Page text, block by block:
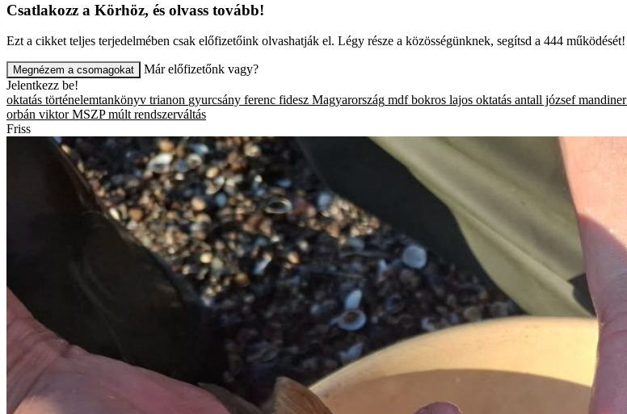
Csatlakozz a Körhöz, és olvass tovább!
Ezt a cikket teljes terjedelmében csak előfizetőink olvashatják el. Légy része a közösségünknek, segítsd a 444 működését!
Megnézem a csomagokat
Már előfizetőnk vagy?
Jelentkezz be!
oktatás történelemtankönyv trianon gyurcsány ferenc fidesz Magyarország mdf bokros lajos oktatás antall józsef mandiner
orbán viktor MSZP múlt rendszerváltás
Friss